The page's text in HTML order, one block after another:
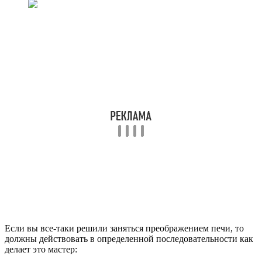
Если вы все-таки решили заняться преображением печи, то
должны действовать в определенной последовательности как
делает это мастер: